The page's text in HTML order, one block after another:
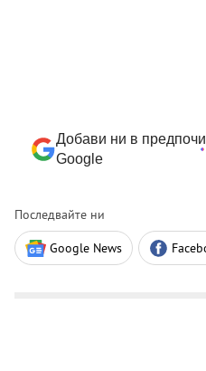
Добави ни в
Google
Последвайте ни
Google News